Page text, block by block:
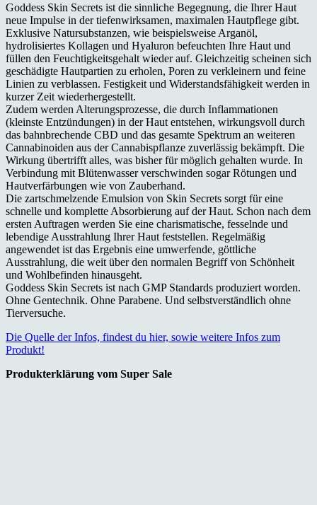
Goddess Skin Secrets ist die sinnliche Begegnung, die Ihrer Haut
neue Impulse in der tiefenwirksamen, maximalen Hautpflege gibt.
Exklusive Natursubstanzen, wie beispielsweise Arganöl,
hydrolisiertes Kollagen und Hyaluron befeuchten Ihre Haut und
füllen den Feuchtigkeitsgehalt wieder auf. Gleichzeitig scheinen sich
geschädigte Hautpartien zu erholen, Poren zu verkleinern und feine
Linien zu verblassen. Festigkeit und Widerstandsfähigkeit werden in
kurzer Zeit wiederhergestellt.
Zudem werden Alterungsprozesse, die durch Inflammationen
(kleinste Entzündungen) in der Haut entstehen, wirkungsvoll durch
das bahnbrechende CBD und das gesamte Spektrum an weiteren
Cannabinoiden aus der Cannabispflanze zuverlässig bekämpft. Die
Wirkung übertrifft alles, was bisher für möglich gehalten wurde. In
Verbindung mit Blütenwasser verschwinden sogar Rötungen und
Hautverfärbungen wie von Zauberhand.
Die zartschmelzende Emulsion von Skin Secrets sorgt für eine
schnelle und komplette Absorbierung auf der Haut. Schon nach dem
ersten Auftragen werden Sie eine charismatische, fesselnde und
lebendige Ausstrahlung Ihrer Haut feststellen. Regelmäßig
angewendet ist das Ergebnis eine umwerfende, göttliche
Ausstrahlung, die weit über den normalen Begriff von Schönheit
und Wohlbefinden hinausgeht.
Goddess Skin Secrets ist nach GMP Standards produziert worden.
Ohne Gentechnik. Ohne Parabene. Und selbstverständlich ohne
Tierversuche.
Die Quelle der Infos, findest du hier, sowie weitere Infos zum
Produkt!
Produkterklärung vom Super Sale